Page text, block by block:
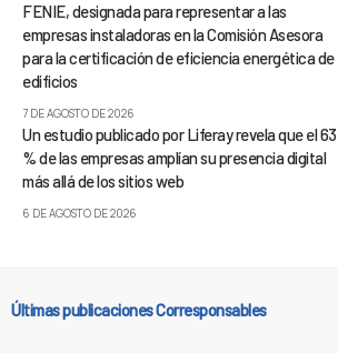
FENIE, designada para representar a las
empresas instaladoras en la Comisión Asesora
para la certificación de eficiencia energética de
edificios
7 DE AGOSTO DE 2026
Un estudio publicado por Liferay revela que el 63
% de las empresas amplían su presencia digital
más allá de los sitios web
6 DE AGOSTO DE 2026
Últimas publicaciones Corresponsables